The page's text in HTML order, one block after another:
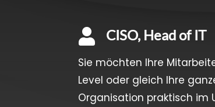
 CISO, Head of IT
Sie möchten Ihre
Level oder gleich Ihre
Organisation praktisch im